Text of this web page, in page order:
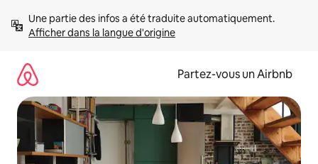
directement
Afficher dans la langue d'origine
Partez-vous un Airbnb